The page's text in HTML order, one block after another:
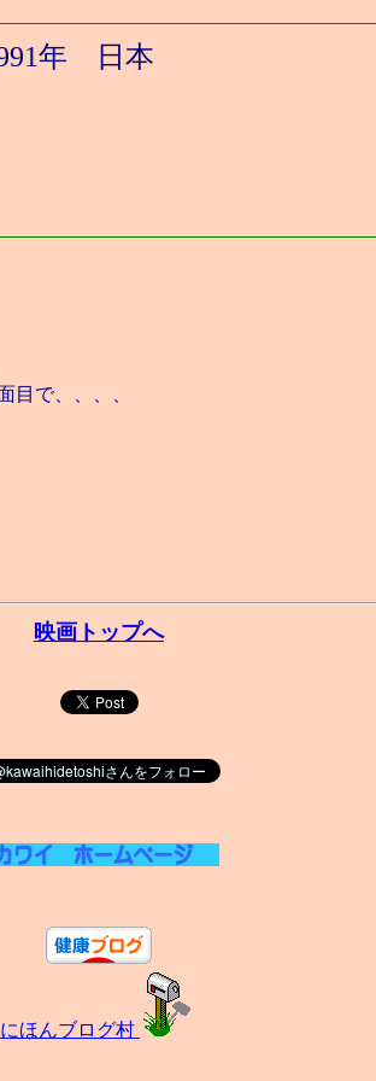
年 日本
目で、、、、
映画トップへ
にほんブログ村